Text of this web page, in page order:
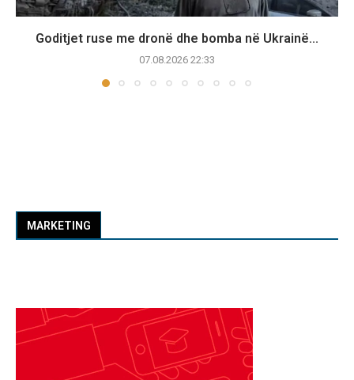
Goditjet ruse me dronë dhe bomba në Ukrainë...
07.08.2026 22:33
MARKETING